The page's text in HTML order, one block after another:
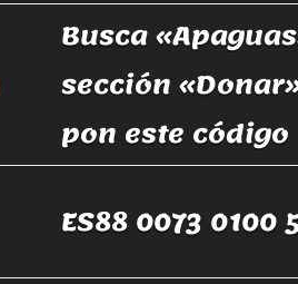
Busca
sección
pon este código
ES88 0073 0100